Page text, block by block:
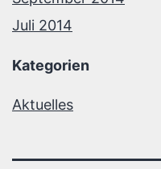
Juli 2014
Kategorien
Aktuelles